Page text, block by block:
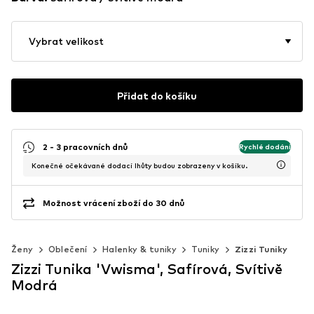
Vybrat velikost
Přidat do košíku
2 - 3 pracovních dnů Rychlé dodání
Konečné očekávané dodací lhůty budou zobrazeny v košíku.
Možnost vrácení zboží do 30 dnů
Ženy Oblečení Halenky & tuniky Tuniky Zizzi Tuniky
Zizzi Tunika 'Vwisma', Safírová, Svítivě
Modrá